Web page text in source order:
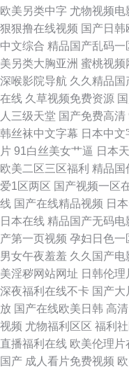
欧美另类中字 尤物视频电
狠狠撸在线视频 国产日韩
中文综合 精品国产乱码一
美另类大胸亚洲 蜜桃视频
深喉影院导航 久久精品国
在线 久草视频免费资源
人三级天堂 国产免费高清
韩丝袜中文字幕 日本中
片 91白丝美女艹逼 日本
欧美二区三区福利 精品国
爱1区两区 国产视频一区
线 国产在线精品视频 日
日本在线 精品国产无码电
产第一页视频 孕妇日色一
男女午夜羞羞 久久国产电
美淫秽网站网址 日韩伦理
深夜福利在线不卡 国产大
放 国产在线欧美日韩 高
视频 尤物福利区区 福利
直播福利在线 欧美伦理片
国产 成人看片免费视频